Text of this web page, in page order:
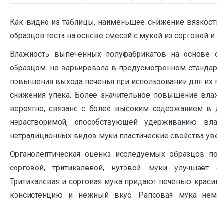
Как видно из таблицы, наименьшее снижение
образцов теста на основе смесей с мукой из сорговой
Влажность выпеченных полуфабрикатов на
образцом, но варьировала в пре­дусмотренном
повышения выхода печенья при использовании для их
сниже­ния упека. Более значительное повышение
вероятно, связано с более высоким содержанием в
нерастворимой, способствующей удерживанию
нетрадиционных видов муки пластические свойства
Органолептическая оценка исследуемых образцов
сорговой, тритикалевой, нутовой муки улучшает
Тритикалевая и сорговая мука придают печенью
консистенцию и нежный вкус. Рапсовая мука